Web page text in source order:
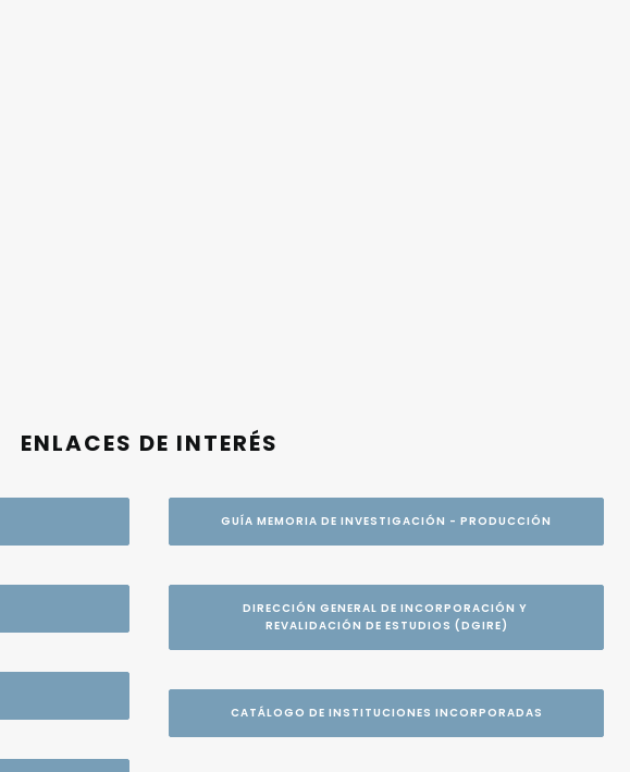
ENLACES DE INTERÉS
GUÍA MEMORIA DE INVESTIGACIÓN - PRODUCCIÓN
DIRECCIÓN GENERAL DE INCORPORACIÓN Y
REVALIDACIÓN DE ESTUDIOS (DGIRE)
CATÁLOGO DE INSTITUCIONES INCORPORADAS